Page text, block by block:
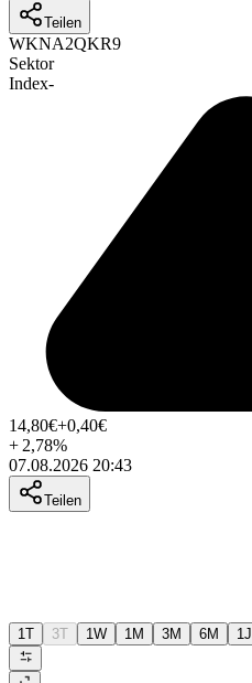
Teilen
WKNA2QKR9
Sektor
Index-
14,80€+0,40€
+ 2,78%
07.08.2026 20:43
Teilen
1T 3T 1W 1M 3M 6M 1J